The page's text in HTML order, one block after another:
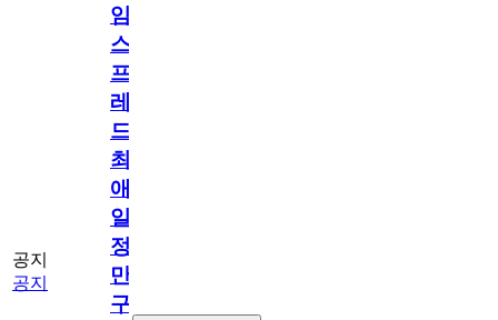
공지
공지
임
스
프
레
드]
최
애
일
정
만
구